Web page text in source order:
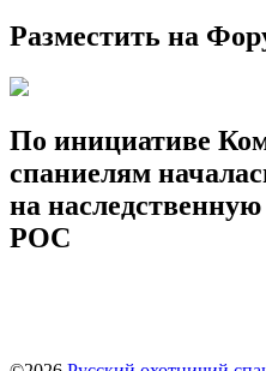
Разместить на
По инициативе
спаниелям
на
РОС